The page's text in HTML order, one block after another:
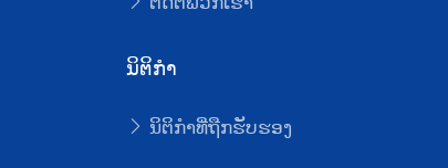
ນິຕິກໍາ
ນິຕິກໍາທີ່ຖືກຮັບຮອງ